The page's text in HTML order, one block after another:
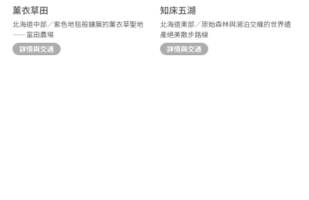
薰衣草田
北海道中部／紫色地毯般鋪展的薰衣草聖地
——富田農場
詳情與交通
知床五湖
北海道東部／原始森林與湖泊交織的世界遺
產絕美散步路線
詳情與交通